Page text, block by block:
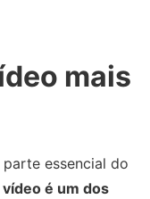
mais
essencial do
vídeo é um dos